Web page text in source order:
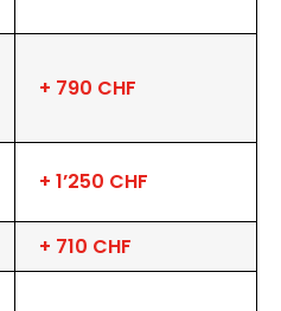
+ 790 CHF
+ 1’250 CHF
+ 710 CHF